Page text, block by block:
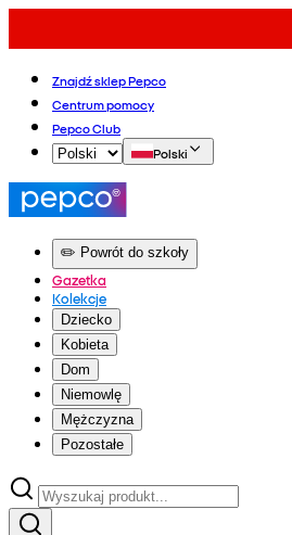
Znajdź sklep Pepco
Centrum pomocy
Pepco Club
Polski
✏️ Powrót do szkoły
Gazetka
Kolekcje
Dziecko
Kobieta
Dom
Niemowlę
Mężczyzna
Pozostałe